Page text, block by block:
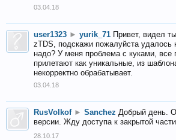
03.04.18
user1323 ► yurik_71 Привет, видел
zTDS, подскажи пожалуйста удалось
надо? У меня проблема с куками, все
прилетают как уникальные, из
некорректно обрабатывает.
03.04.18
RusVolkof ► Sanchez Добрый день.
версии. Жду доступа к закрытой
28.10.17